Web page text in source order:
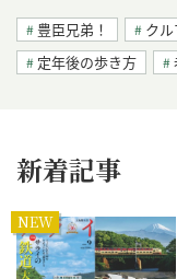
豊臣兄弟！ クル
定年後の歩き方
新着記事
NEW